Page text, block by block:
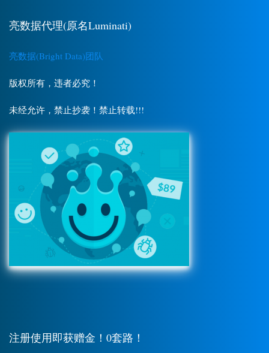
亮数据代理(原名Luminati)
亮数据(Bright Data)团队
版权所有，违者必究！
未经允许，禁止抄袭！禁止转载!!!
注册使用即获赠金！0套路！